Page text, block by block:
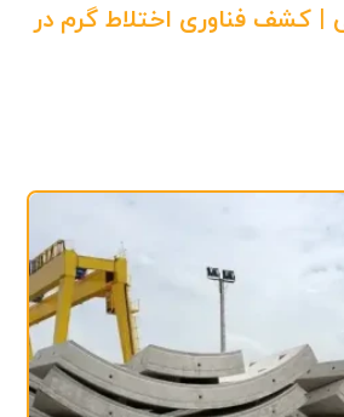
| کشف فناوری اختلاط گرم در